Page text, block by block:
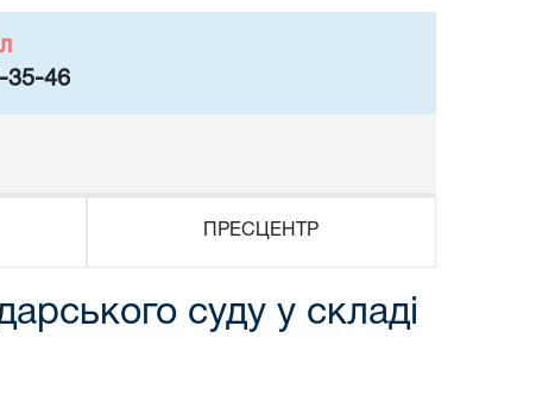
35-46
ПРЕСЦЕНТР
суду у складі